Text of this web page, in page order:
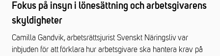
Fokus på insyn i lönesättning och arbetsgivarens
skyldigheter
Camilla Gandvik,arbetsrättsjurist Svenskt Näringslivvar
inbjuden för att förklara hur arbetsgivare ska hantera krav på